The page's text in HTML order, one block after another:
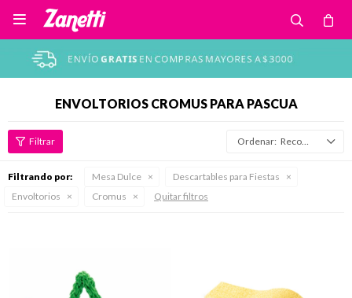

ENVOLTORIOS CROMUS PARA PASCUA
Recomendados
Filtrando por: Mesa Dulce
Descartables para Fiestas
Envoltorios
Cromus Quitar filtros